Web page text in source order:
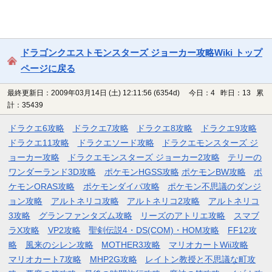
ドラゴンクエストモンスターズ ジョーカー攻略Wiki トップ
ページに戻る
最終更新日：2009年03月14日 (土) 12:11:56 (6354d)
今日：4 昨日：13 累
計：35439
ドラクエ6攻略 ドラクエ7攻略 ドラクエ8攻略
ドラクエ9攻略
ドラクエ11攻略
ドラクエソード攻略
ドラクエモンスターズ ジ
ョーカー攻略
ドラクエモンスターズ ジョーカー2攻略
テリーの
ワンダーランド3D攻略
ポケモンHGSS攻略 ポケモンBW攻略
ポ
ケモンORAS攻略
ポケモンダイパ攻略
ポケモン不思議のダンジ
ョン攻略
アルトネリコ攻略 アルトネリコ2攻略
アルトネリコ
3攻略
グランファンタズム攻略 リーズのアトリエ攻略
スマブ
ラX攻略
VP2攻略 聖剣伝説4・DS(COM)・HOM攻略
FF12攻
略
風来のシレン攻略 MOTHER3攻略
マリオカートWii攻略
マリオカート7攻略
MHP2G攻略
レイトン教授と不思議な町攻